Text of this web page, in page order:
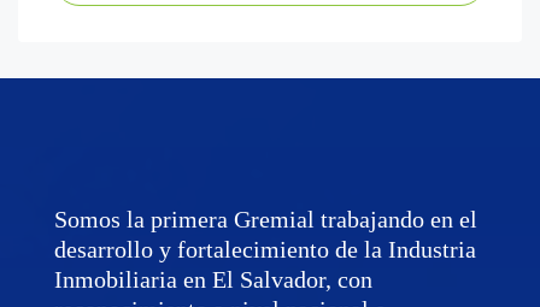
Somos la primera Gremial trabajando en el
desarrollo y fortalecimiento de la Industria
Inmobiliaria en El Salvador, con